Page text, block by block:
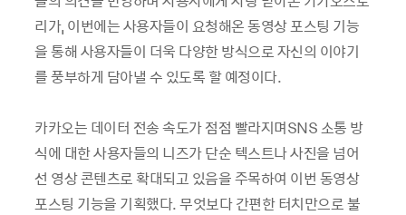
리가, 이번에는 사용자들이 요청해온 동영상 포스팅 기능
을 통해 사용자들이 더욱 다양한 방식으로 자신의 이야기
를 풍부하게 담아낼 수 있도록 할 예정이다.
카카오는 데이터 전송 속도가 점점 빨라지며SNS소통 방
식에 대한 사용자들의 니즈가 단순 텍스트나 사진을 넘어
선 영상 콘텐츠로 확대되고 있음을 주목하여 이번 동영상
포스팅 기능을 기획했다.무엇보다 간편한 터치만으로 불